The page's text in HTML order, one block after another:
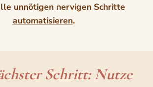
unnötigen nervigen Schritte
automatisieren.
Schritt: Nutze